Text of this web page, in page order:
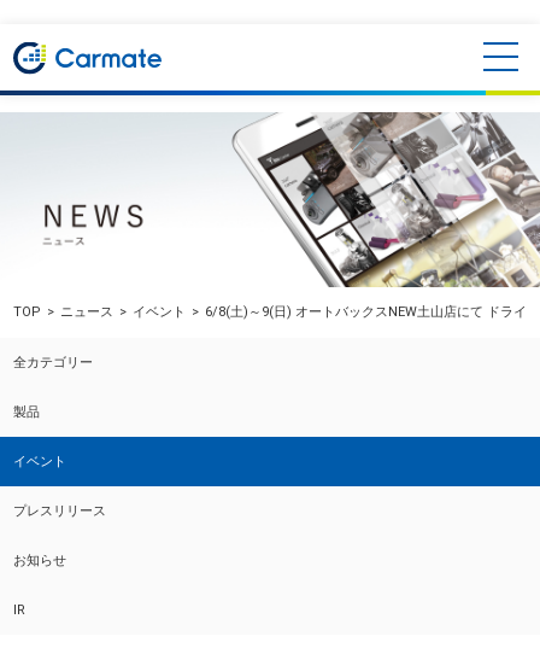
TOP ニュース イベント 6/8(土)～9(日) オートバックスNEW土山店にて ドライ
全カテゴリー
製品
イベント
プレスリリース
お知らせ
IR